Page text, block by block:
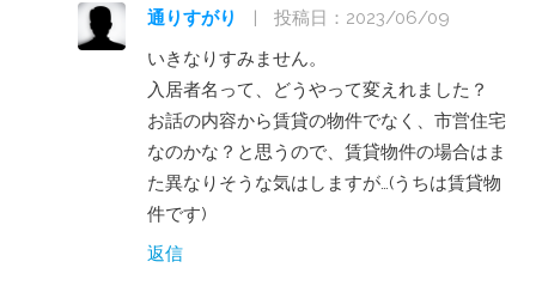
通りすがり
投稿日：2023/06/09
いきなりすみません。
入居者名って、どうやって変えれました？
お話の内容から賃貸の物件でなく、市営住宅
なのかな？と思うので、賃貸物件の場合はま
た異なりそうな気はしますが…(うちは賃貸物
件です)
返信